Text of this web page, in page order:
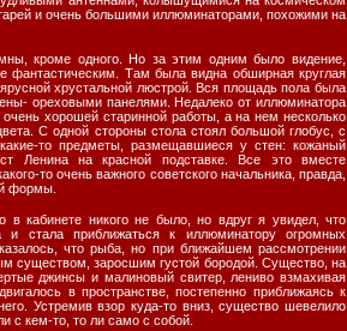
и очень большими иллюминаторами, похожими на
кроме одного. Но за этим одним было видение,
фантастическим. Там была видна обширная круглая
хрустальной люстрой. Вся площадь пола была
ореховыми панелями. Недалеко от иллюминатора
хорошей старинной работы, а на нем несколько
С одной стороны стола стоял большой глобус, с
то предметы, размещавшиеся у стен: кожаный
Ленина на красной подставке. Все это вместе
то очень важного советского начальника, правда,
формы.
в кабинете никого не было, но вдруг я увидел, что
и стала приближаться к иллюминатору огромных
что рыба, но при ближайшем рассмотрении
существом, заросшим густой бородой. Существо, на
джинсы и малиновый свитер, лениво взмахивая
в пространстве, постепенно приближаясь к
Устремив взор куда-то вниз, существо шевелило
с кем-то, то ли само с собой.